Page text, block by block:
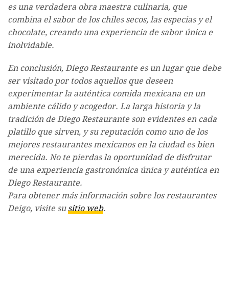
es una verdadera obra maestra culinaria, que
combina el sabor de los chiles secos, las especias y el
chocolate, creando una experiencia de sabor única e
inolvidable.
En conclusión, Diego Restaurante es un lugar que debe
ser visitado por todos aquellos que deseen
experimentar la auténtica comida mexicana en un
ambiente cálido y acogedor. La larga historia y la
tradición de Diego Restaurante son evidentes en cada
platillo que sirven, y su reputación como uno de los
mejores restaurantes mexicanos en la ciudad es bien
merecida. No te pierdas la oportunidad de disfrutar
de una experiencia gastronómica única y auténtica en
Diego Restaurante.
Para obtener más información sobre los restaurantes
Deigo, visite susitio web.